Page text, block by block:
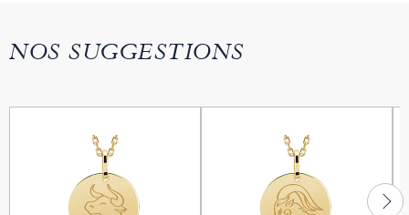
NOS SUGGESTIONS